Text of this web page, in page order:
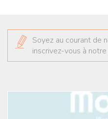
Soyez au courant de
inscrivez-vous à notre